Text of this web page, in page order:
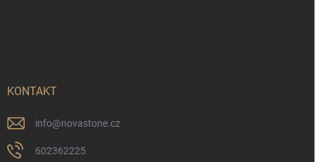
KONTAKT
info@novastone.cz
602362225